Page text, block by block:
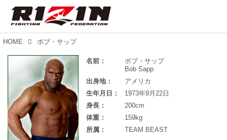
HOME ボブ・サップ
名前：
ボブ・サップ
Bob Sapp
出身地：
アメリカ
生年月日：
1973年9月22日
身長：
200cm
体重：
159kg
所属：
TEAM BEAST